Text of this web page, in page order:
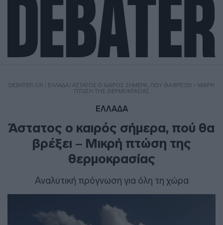
DEBATER.GR / ΕΛΛΑΔΑ/ ΆΣΤΑΤΟΣ Ο ΚΑΙΡΌΣ ΣΉΜΕΡΑ, ΠΟΎ ΘΑ ΒΡΈΞΕΙ – ΜΙΚΡΉ
ΠΤΏΣΗ ΤΗΣ ΘΕΡΜΟΚΡΑΣΊΑΣ
ΕΛΛΑΔΑ
Άστατος ο καιρός σήμερα, πού θα
βρέξει – Μικρή πτώση της
θερμοκρασίας
Αναλυτική πρόγνωση για όλη τη χώρα